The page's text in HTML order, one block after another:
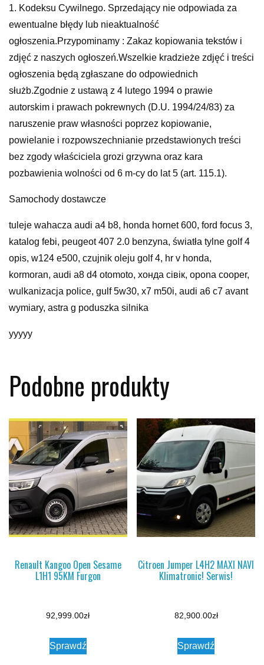
1. Kodeksu Cywilnego. Sprzedający nie odpowiada za
ewentualne błędy lub nieaktualność
ogłoszenia.Przypominamy : Zakaz kopiowania tekstów i
zdjęć z naszych ogłoszeń.Wszelkie kradzieże zdjęć i treści
ogłoszenia będą zgłaszane do odpowiednich
służb.Zgodnie z ustawą z 4 lutego 1994 o prawie
autorskim i prawach pokrewnych (D.U. 1994/24/83) za
naruszenie praw własności poprzez kopiowanie,
powielanie i rozpowszechnianie przedstawionych treści
bez zgody właściciela grozi grzywna oraz kara
pozbawienia wolności od 6 m-cy do lat 5 (art. 115.1).
Samochody dostawcze
tuleje wahacza audi a4 b8, honda hornet 600, ford focus 3,
katalog febi, peugeot 407 2.0 benzyna, światła tylne golf 4
opis, w124 e500, czujnik oleju golf 4, hr v honda,
kormoran, audi a8 d4 otomoto, хонда сівік, opona cooper,
wulkanizacja police, gulf 5w30, x7 m50i, audi a6 c7 avant
wymiary, astra g poduszka silnika
yyyyy
Podobne produkty
Renault Kangoo Open Sesame
L1H1 95KM Furgon
92,999.00zł
Sprawdź
Citroen Jumper L4H2 MAXI NAVI
Klimatronic! Serwis!
82,900.00zł
Sprawdź